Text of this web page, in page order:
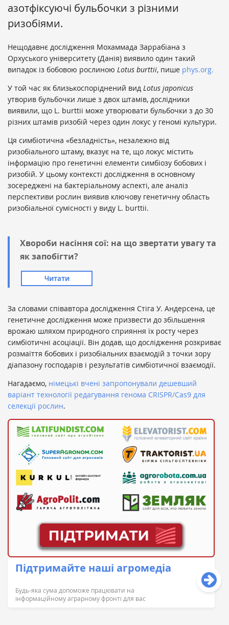
азотфіксуючі бульбочки з різними
ризобіями.
Нещодавнє дослідження Мохаммада Заррабіана з
Орхуського університету (Данія) виявило один такий
випадок із бобовою рослиною Lotus burttii, пише phys.org.
У той час як близькоспоріднений вид Lotus japonicus
утворив бульбочки лише з двох штамів, дослідники
виявили, що L. burttii може утворювати бульбочки з до 30
різних штамів ризобій через один локус у геномі культури.
Ця симбіотична «безладність», незалежно від
ризобіального штаму, вказує на те, що локус містить
інформацію про генетичні елементи симбіозу бобових і
ризобій. У цьому контексті дослідження в основному
зосереджені на бактеріальному аспекті, але аналіз
перспективи рослин виявив ключову генетичну область
ризобіальної сумісності у виду L. burttii.
Хвороби насіння сої: на що звертати увагу та
як запобігти?
Читати
За словами співавтора дослідження Стіга У. Андерсена, це
генетичне дослідження може призвести до збільшення
врожаю шляхом природного сприяння їх росту через
симбіотичні асоціації. Він додав, що дослідження розкриває
розмаїття бобових і ризобіальних взаємодій з точки зору
діапазону господарів і результатів симбіотичної взаємодії.
Нагадаємо, німецькі вчені запропонували дешевший
варіант технології редагування генома CRISPR/Cas9 для
селекції рослин.
Підтримайте наші агромедіа
Будь-яка сума допоможе працювати на
інформаційному аграрному фронті для вас